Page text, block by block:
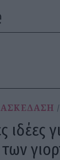
ιδέες
των